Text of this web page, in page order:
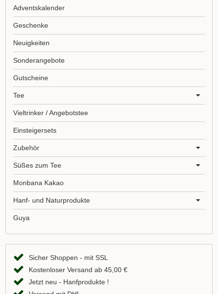
Adventskalender
Geschenke
Neuigkeiten
Sonderangebote
Gutscheine
Tee
Vieltrinker / Angebotstee
Einsteigersets
Zubehör
Süßes zum Tee
Monbana Kakao
Hanf- und Naturprodukte
Guya
Sicher Shoppen - mit SSL
Kostenloser Versand ab 45,00 €
Jetzt neu - Hanfprodukte !